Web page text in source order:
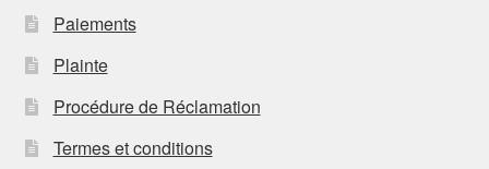
Paiements
Plainte
Procédure de Réclamation
Termes et conditions